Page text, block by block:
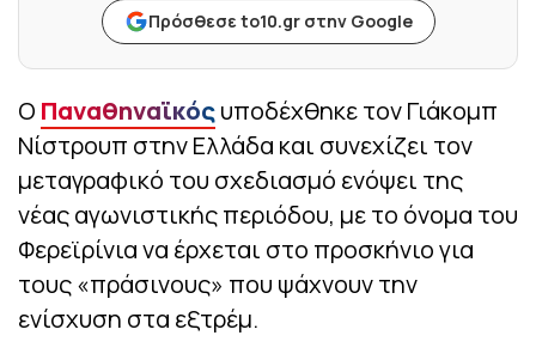
Πρόσθεσε to10.gr στην Google
Ο Παναθηναϊκόςυποδέχθηκε τον Γιάκομπ
Νίστρουπ στην Ελλάδα και συνεχίζει τον
μεταγραφικό του σχεδιασμό ενόψει της
νέας αγωνιστικής περιόδου, με το όνομα του
Φερεϊρίνια να έρχεται στο προσκήνιο για
τους «πράσινους» που ψάχνουν την
ενίσχυση στα εξτρέμ.